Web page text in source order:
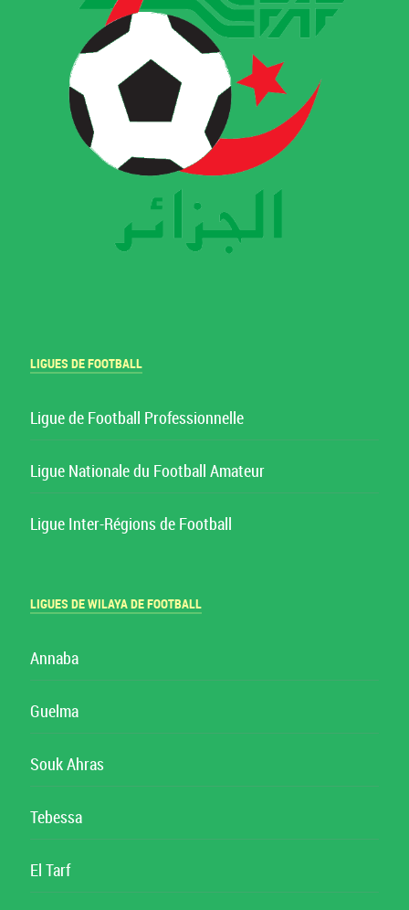
LIGUES DE FOOTBALL
Ligue de Football Professionnelle
Ligue Nationale du Football Amateur
Ligue Inter-Régions de Football
LIGUES DE WILAYA DE FOOTBALL
Annaba
Guelma
Souk Ahras
Tebessa
El Tarf